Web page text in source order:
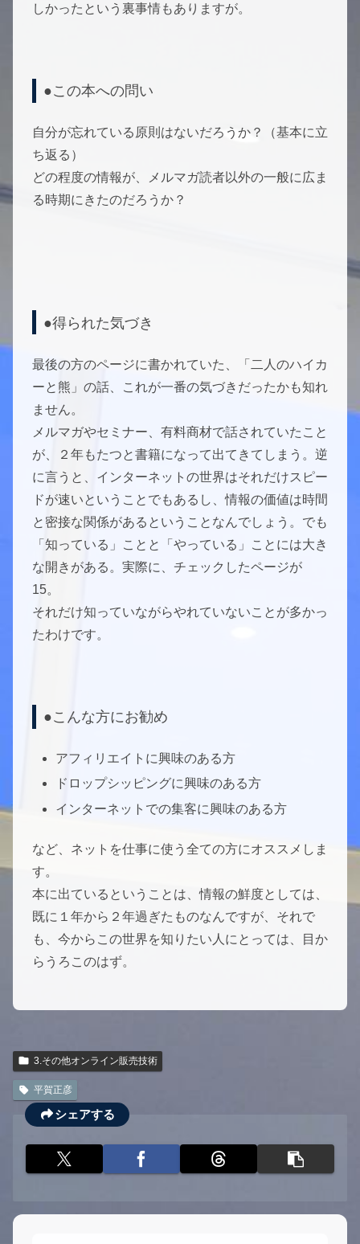
しかったという裏事情もありますが。
●この本への問い
自分が忘れている原則はないだろうか？（基本に立
ち返る）
どの程度の情報が、メルマガ読者以外の一般に広ま
る時期にきたのだろうか？
●得られた気づき
最後の方のページに書かれていた、「二人のハイカ
ーと熊」の話、これが一番の気づきだったかも知れ
ません。
メルマガやセミナー、有料商材で話されていたこと
が、２年もたつと書籍になって出てきてしまう。逆
に言うと、インターネットの世界はそれだけスピー
ドが速いということでもあるし、情報の価値は時間
と密接な関係があるということなんでしょう。でも
「知っている」ことと「やっている」ことには大き
な開きがある。実際に、チェックしたページが
15。
それだけ知っていながらやれていないことが多かっ
たわけです。
●こんな方にお勧め
アフィリエイトに興味のある方
ドロップシッピングに興味のある方
インターネットでの集客に興味のある方
など、ネットを仕事に使う全ての方にオススメしま
す。
本に出ているということは、情報の鮮度としては、
既に１年から２年過ぎたものなんですが、それで
も、今からこの世界を知りたい人にとっては、目か
らうろこのはず。
3.その他オンライン販売技術
平賀正彦
シェアする